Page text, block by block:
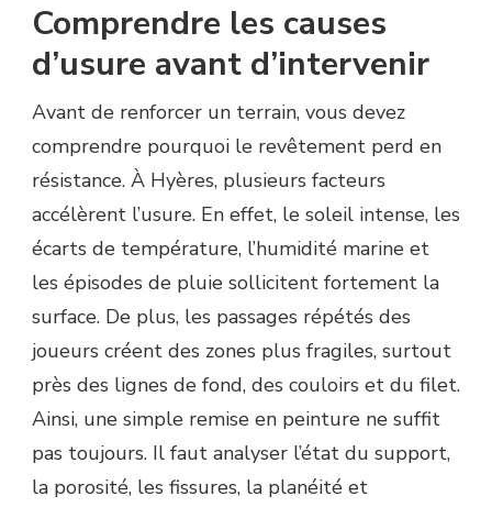
RÉSISTANCE
REVÊTEMENT
UNE
RÉNOVATION
COURT
DE
TENNIS
?
Comprendre les causes
d’usure avant d’intervenir
Avant de renforcer un terrain, vous devez
comprendre pourquoi le revêtement perd en
résistance. À Hyères, plusieurs facteurs
accélèrent l’usure. En effet, le soleil intense, les
écarts de température, l’humidité marine et
les épisodes de pluie sollicitent fortement la
surface. De plus, les passages répétés des
joueurs créent des zones plus fragiles, surtout
près des lignes de fond, des couloirs et du filet.
Ainsi, une simple remise en peinture ne suffit
pas toujours. Il faut analyser l’état du support,
la porosité, les fissures, la planéité et